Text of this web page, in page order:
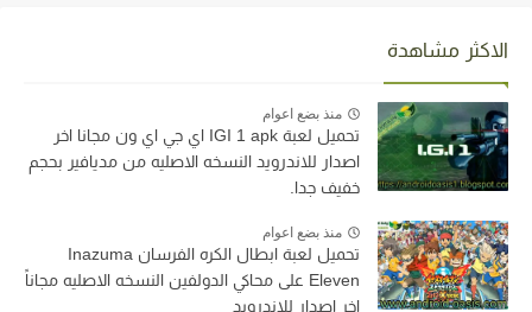
الاكثر مشاهدة
منذ بضع اعوام
تحميل لعبة IGI 1 apk اي جي اي ون مجانا اخر
اصدار للاندرويد النسخه الاصليه من مديافير بحجم
خفيف جدا.
منذ بضع اعوام
تحميل لعبة ابطال الكره الفرسان Inazuma
Eleven على محاكي الدولفين النسخه الاصليه مجاناً
اخر اصدار للاندرويد